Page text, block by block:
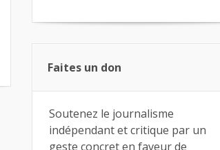
Faites un don
Soutenez le journalisme
indépendant et critique par un
geste concret en faveur de